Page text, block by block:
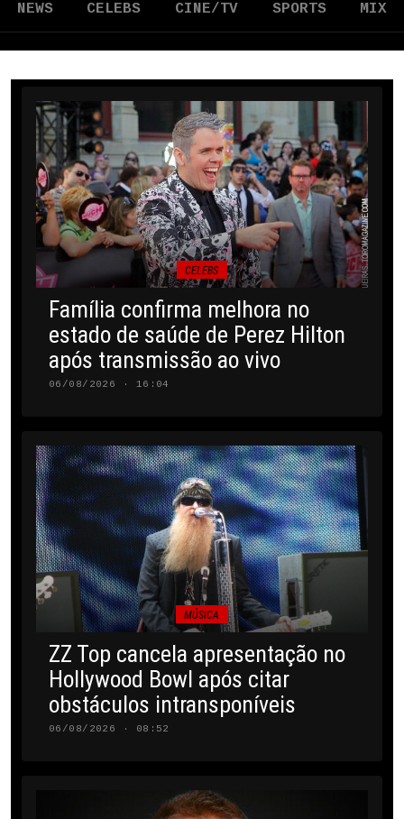
NEWS CELEBS CINE/TV SPORTS MIX
CELEBS
Família confirma melhora no
estado de saúde de Perez Hilton
após transmissão ao vivo
06/08/2026 · 16:04
MÚSICA
ZZ Top cancela apresentação no
Hollywood Bowl após citar
obstáculos intransponíveis
06/08/2026 · 08:52